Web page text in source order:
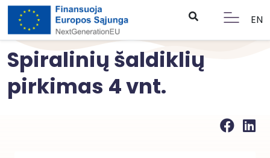
EN
Spiralinių šaldiklių
pirkimas 4 vnt.